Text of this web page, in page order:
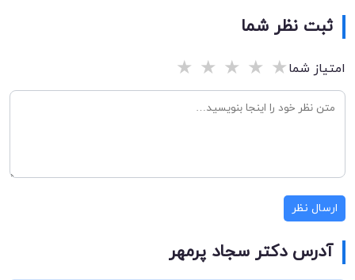
ثبت نظر شما
امتیاز شما★
★
★
★
★
ارسال نظر
آدرس دکتر سجاد پرمهر